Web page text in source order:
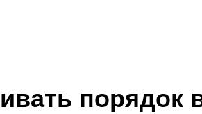
порядок